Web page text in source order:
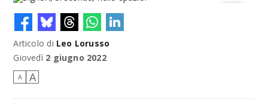
Signori, si scende, nello spazio.
Articolo di Leo Lorusso
Giovedì 2 giugno 2022
A A